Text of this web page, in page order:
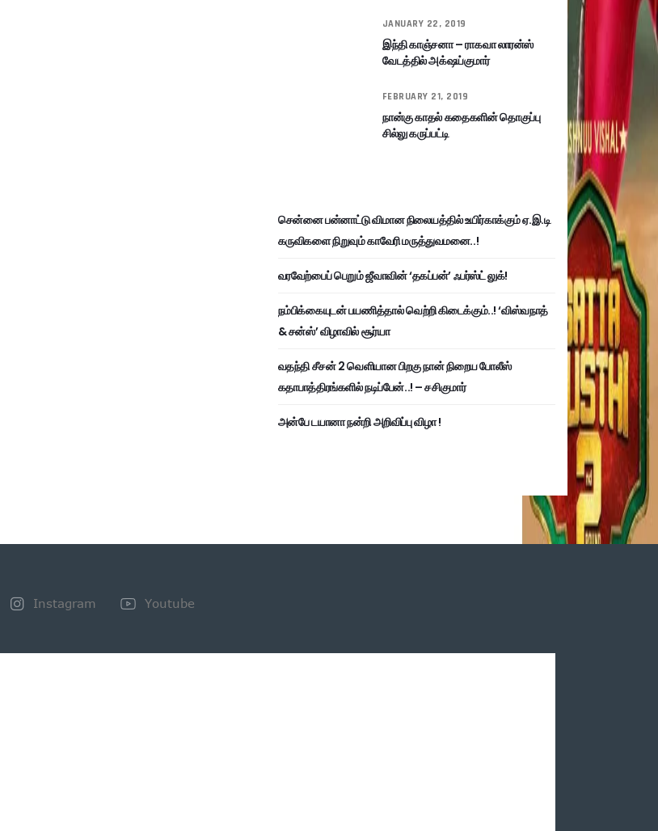
JANUARY 22, 2019
இந்தி காஞ்சனா – ராகவா லாரன்ஸ்
வேடத்தில் அக்‌ஷய்குமார்
FEBRUARY 21, 2019
நான்கு காதல் கதைகளின் தொகுப்பு
சில்லு கருப்பட்டி
சென்னை பன்னாட்டு விமான நிலையத்தில் உயிர்காக்கும் ஏ.இ.டி
கருவிகளை நிறுவும் காவேரி மருத்துவமனை..!
வரவேற்பைப் பெறும் ஜீவாவின் ‘தகப்பன்’ ஃபர்ஸ்ட் லுக்!
நம்பிக்கையுடன் பயணித்தால் வெற்றி கிடைக்கும்..! ‘விஸ்வநாத்
& சன்ஸ்’ விழாவில் சூர்யா
வதந்தி சீசன் 2 வெளியான பிறகு நான் நிறைய போலீஸ்
கதாபாத்திரங்களில் நடிப்பேன்..! – சசிகுமார்
அன்பே டயானா நன்றி அறிவிப்பு விழா !
Instagram Youtube